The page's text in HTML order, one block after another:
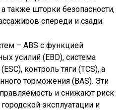
также шторки безопасности,
спереди и сзади.
– ABS с функцией
усилий (EBD), система
контроль тяги (TCS), а
торможения (BAS). Эти
и снижают риск
эксплуатации и